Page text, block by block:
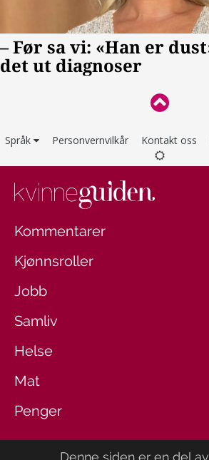
Språk Personvernvilkår Kontakt oss
Kommentarer
Kjønnsroller
Jobb
Samliv
Helse
Mat
Penger